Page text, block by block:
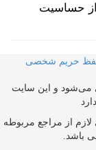
از حساسیت
حریم شخصی
می‌شود و این سایت
از مراجع مربوطه
باشد.